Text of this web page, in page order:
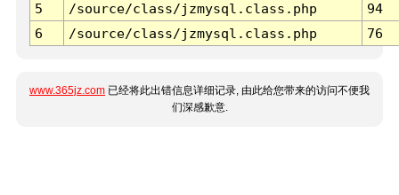
5
/source/class/jzmysql.class.php
94
6
/source/class/jzmysql.class.php 76
www.365jz.com 已经将此出错信息详细记录, 由此给您带来的访问不便我
们深感歉意.